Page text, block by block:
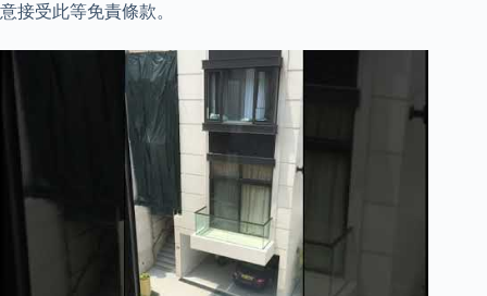
意接受此等免責條款。